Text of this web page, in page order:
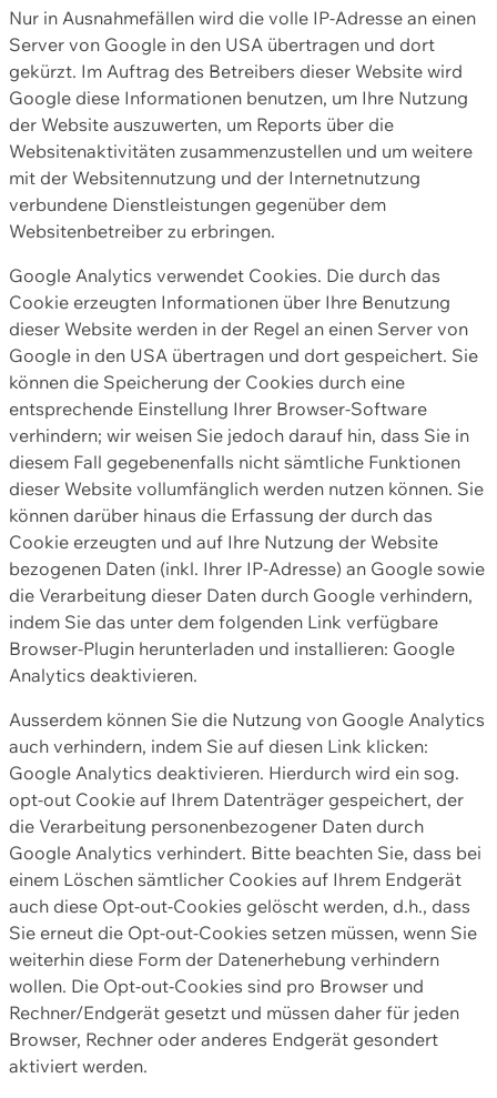
Nur in Ausnahmefällen wird die volle IP-Adresse an einen
Server von Google in den USA übertragen und dort
gekürzt. Im Auftrag des Betreibers dieser Website wird
Google diese Informationen benutzen, um Ihre Nutzung
der Website auszuwerten, um Reports über die
Websitenaktivitäten zusammenzustellen und um weitere
mit der Websitennutzung und der Internetnutzung
verbundene Dienstleistungen gegenüber dem
Websitenbetreiber zu erbringen.
Google Analytics verwendet Cookies. Die durch das
Cookie erzeugten Informationen über Ihre Benutzung
dieser Website werden in der Regel an einen Server von
Google in den USA übertragen und dort gespeichert. Sie
können die Speicherung der Cookies durch eine
entsprechende Einstellung Ihrer Browser-Software
verhindern; wir weisen Sie jedoch darauf hin, dass Sie in
diesem Fall gegebenenfalls nicht sämtliche Funktionen
dieser Website vollumfänglich werden nutzen können. Sie
können darüber hinaus die Erfassung der durch das
Cookie erzeugten und auf Ihre Nutzung der Website
bezogenen Daten (inkl. Ihrer IP-Adresse) an Google sowie
die Verarbeitung dieser Daten durch Google verhindern,
indem Sie das unter dem folgenden Link verfügbare
Browser-Plugin herunterladen und installieren: Google
Analytics deaktivieren.
Ausserdem können Sie die Nutzung von Google Analytics
auch verhindern, indem Sie auf diesen Link klicken:
Google Analytics deaktivieren. Hierdurch wird ein sog.
opt-out Cookie auf Ihrem Datenträger gespeichert, der
die Verarbeitung personenbezogener Daten durch
Google Analytics verhindert. Bitte beachten Sie, dass bei
einem Löschen sämtlicher Cookies auf Ihrem Endgerät
auch diese Opt-out-Cookies gelöscht werden, d.h., dass
Sie erneut die Opt-out-Cookies setzen müssen, wenn Sie
weiterhin diese Form der Datenerhebung verhindern
wollen. Die Opt-out-Cookies sind pro Browser und
Rechner/Endgerät gesetzt und müssen daher für jeden
Browser, Rechner oder anderes Endgerät gesondert
aktiviert werden.